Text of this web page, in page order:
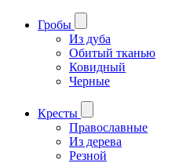
Гробы
Из дуба
Обитый тканью
Ковидный
Черные
Кресты
Православные
Из дерева
Резной